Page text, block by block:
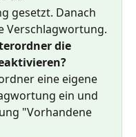
gesetzt. Danach
Verschlagwortung.
die
eine eigene
ein und
"Vorhandene